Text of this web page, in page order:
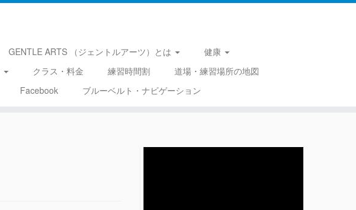
GENTLE ARTS （ジェントルアーツ）とは
健康
クラス・料金 練習時間割
道場・練習場所の地図
Facebook ブルーベルト・ナビゲーション